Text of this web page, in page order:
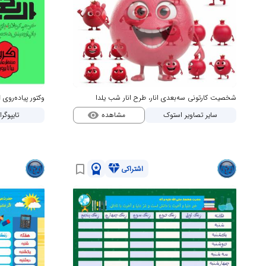
شخصیت کارتونی سه‌بعدی انار، طرح انار شب یلدا
سایر تصاویر استوک
مشاهده visibility
وکتور
اشتراکیdiamond
workspace_premium
bookmark_border